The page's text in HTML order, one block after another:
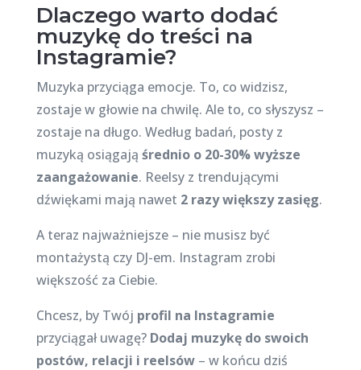
Dlaczego warto dodać
muzykę do treści na
Instagramie?
Muzyka przyciąga emocje. To, co widzisz,
zostaje w głowie na chwilę. Ale to, co słyszysz –
zostaje na długo. Według badań, posty z
muzyką osiągają średnio o 20-30% wyższe
zaangażowanie. Reelsy z trendującymi
dźwiękami mają nawet 2 razy większy zasięg.
A teraz najważniejsze – nie musisz być
montażystą czy DJ-em. Instagram zrobi
większość za Ciebie.
Chcesz, by Twój profil na Instagramie
przyciągał uwagę? Dodaj muzykę do swoich
postów, relacji i reelsów– w końcu dziś